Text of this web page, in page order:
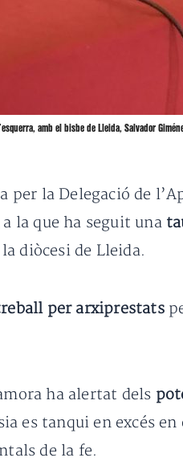
amb el bisbe de Lleida, Salvador
per la Delegació de
la que ha seguit una
diòcesi de Lleida.
per arxiprestats
ha alertat dels
es tanqui en excés
de la fe.